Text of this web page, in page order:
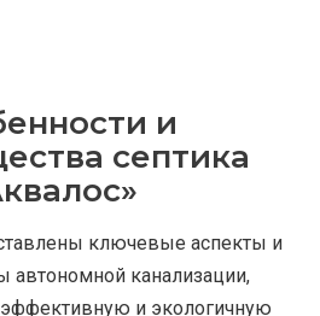
и
септика
ключевые аспекты и
автономной канализации,
эффективную и экологичную